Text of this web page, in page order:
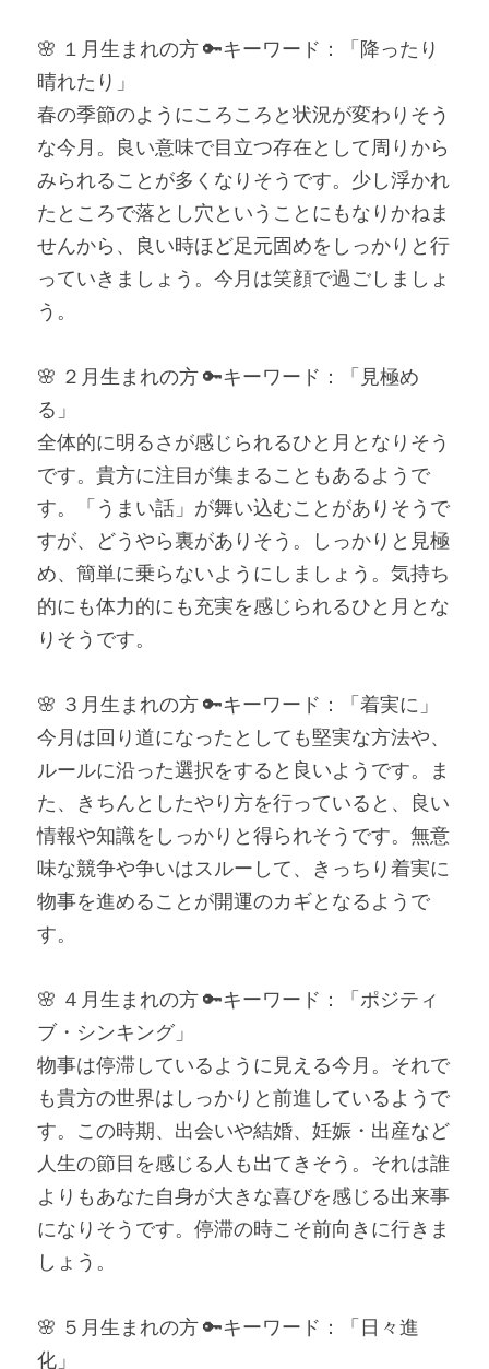
🌸 １月生まれの方 🔑キーワード：「降ったり
晴れたり」
春の季節のようにころころと状況が変わりそう
な今月。良い意味で目立つ存在として周りから
みられることが多くなりそうです。少し浮かれ
たところで落とし穴ということにもなりかねま
せんから、良い時ほど足元固めをしっかりと行
っていきましょう。今月は笑顔で過ごしましょ
う。
🌸 ２月生まれの方 🔑キーワード：「見極め
る」
全体的に明るさが感じられるひと月となりそう
です。貴方に注目が集まることもあるようで
す。「うまい話」が舞い込むことがありそうで
すが、どうやら裏がありそう。しっかりと見極
め、簡単に乗らないようにしましょう。気持ち
的にも体力的にも充実を感じられるひと月とな
りそうです。
🌸 ３月生まれの方 🔑キーワード：「着実に」
今月は回り道になったとしても堅実な方法や、
ルールに沿った選択をすると良いようです。ま
た、きちんとしたやり方を行っていると、良い
情報や知識をしっかりと得られそうです。無意
味な競争や争いはスルーして、きっちり着実に
物事を進めることが開運のカギとなるようで
す。
🌸 ４月生まれの方 🔑キーワード：「ポジティ
ブ・シンキング」
物事は停滞しているように見える今月。それで
も貴方の世界はしっかりと前進しているようで
す。この時期、出会いや結婚、妊娠・出産など
人生の節目を感じる人も出てきそう。それは誰
よりもあなた自身が大きな喜びを感じる出来事
になりそうです。停滞の時こそ前向きに行きま
しょう。
🌸 ５月生まれの方 🔑キーワード：「日々進
化」